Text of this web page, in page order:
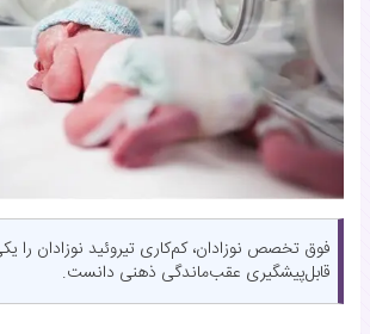
فوق تخصص نوزادان، کم‌کاری تیروئید نوزادان را
قابل‌پیشگیری عقب‌ماندگی ذهنی دانست.